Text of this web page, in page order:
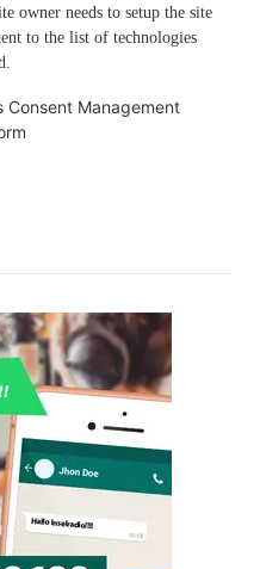
owner needs to setup the site
to the list of technologies
Consent Management